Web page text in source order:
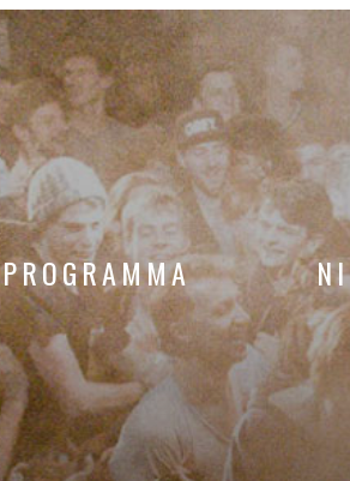
PROGRAMMA